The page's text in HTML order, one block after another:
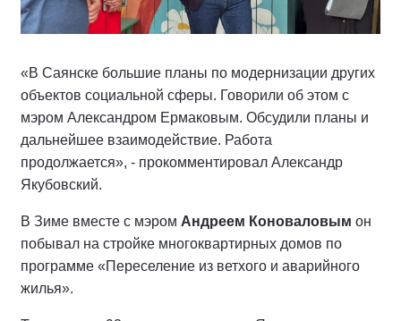
«В Саянске большие планы по модернизации других
объектов социальной сферы. Говорили об этом с
мэром Александром Ермаковым. Обсудили планы и
дальнейшее взаимодействие. Работа
продолжается», - прокомментировал Александр
Якубовский.
В Зиме вместе с мэром Андреем Коноваловым он
побывал на стройке многоквартирных домов по
программе «Переселение из ветхого и аварийного
жилья».